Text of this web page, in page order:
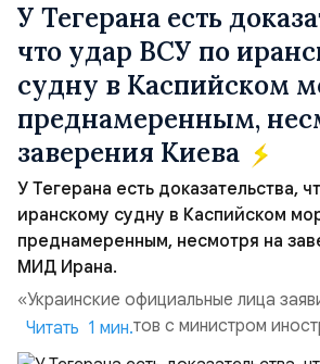
У Тегерана есть
что удар ВСУ по
судну в Каспийском
преднамеренным,
заверения Киева
У Тегерана есть доказательства,
иранскому судну в Каспийском
преднамеренным, несмотря на
МИД Ирана.
«Украинские официальные лица
прямых контактов с министром
так и в сообщениях, направленных
Читать 1 мин.